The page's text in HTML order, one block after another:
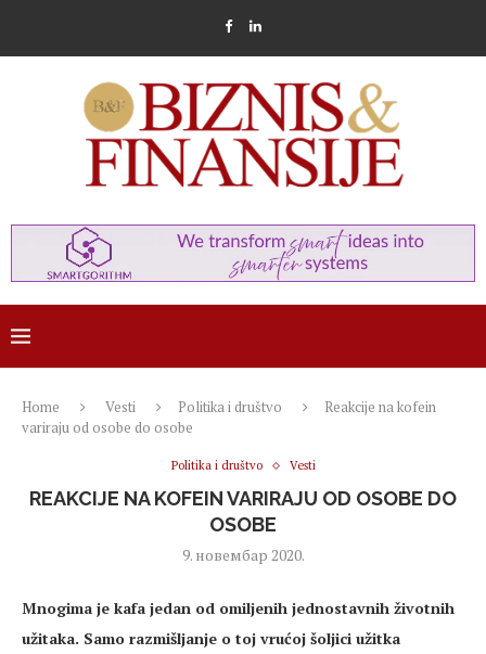
Home Vesti Politika i društvo
Reakcije na kofein
variraju od osobe do osobe
Politika i društvo Vesti
REAKCIJE NA KOFEIN VARIRAJU OD OSOBE DO
OSOBE
9. новембар 2020.
Mnogima je kafa jedan od omiljenih jednostavnih životnih
užitaka. Samo razmišljanje o toj vrućoj šoljici užitka